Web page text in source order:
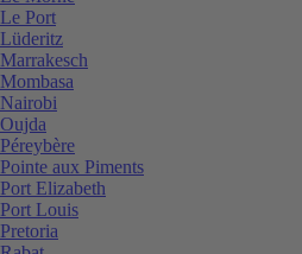
Le Port
Lüderitz
Marrakesch
Mombasa
Nairobi
Oujda
Péreybère
Pointe aux Piments
Port Elizabeth
Port Louis
Pretoria